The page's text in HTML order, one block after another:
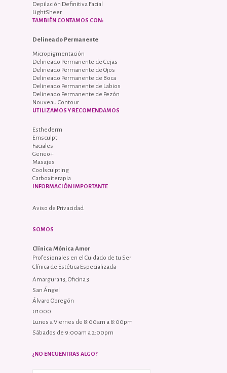
Depilación Definitiva Facial
LightSheer
TAMBIÉN CONTAMOS CON:
Delineado Permanente
Micropigmentación
Delineado Permanente de Cejas
Delineado Permanente de Ojos
Delineado Permanente de Boca
Delineado Permanente de Labios
Delineado Permanente de Pezón
Nouveau Contour
UTILIZAMOS Y RECOMENDAMOS
Esthederm
Emsculpt
Faciales
Geneo+
Masajes
Coolsculpting
Carboxiterapia
INFORMACIÓN IMPORTANTE
Aviso de Privacidad
SOMOS
Clínica Mónica Amor
Profesionales en el Cuidado de tu Ser
Clínica de Estética Especializada
Amargura 13, Oficina 3
San Ángel
Álvaro Obregón
01000
Lunes a Viernes de 8:00am a 8:00pm
Sábados de 9:00am a 2:00pm
¿NO ENCUENTRAS ALGO?